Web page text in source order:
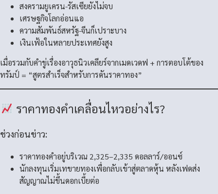
สงครามยูเครน-รัสเซียยังไม่จบ
เศรษฐกิจโลกอ่อนแอ
ความสัมพันธ์สหรัฐ-จีนก็เปราะบาง
เงินเฟ้อในหลายประเทศยังสูง
เมื่อรวมกับคำขู่เรื่องอาวุธนิวเคลียร์จากเมดเวดฟ + การตอบโต้ของ
ทรัมป์ = “สูตรสำเร็จสำหรับการดันราคาทอง”
ราคาทองคำเคลื่อนไหวอย่างไร?
ช่วงก่อนข่าว:
ราคาทองคำอยู่บริเวณ 2,325–2,335 ดอลลาร์/ออนซ์
นักลงทุนเริ่มเทขายทองเพื่อกลับเข้าสู่ตลาดหุ้น หลังเฟดส่ง
สัญญาณไม่ขึ้นดอกเบี้ยต่อ